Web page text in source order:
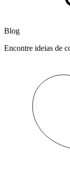
Blog
Encontre ideias de